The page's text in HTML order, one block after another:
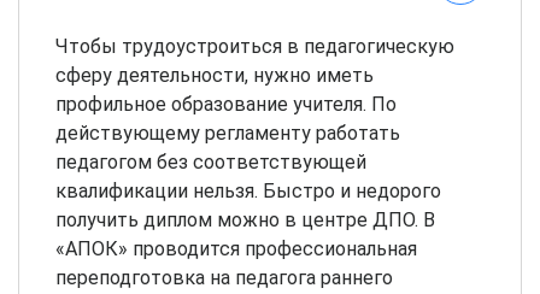
Чтобы трудоустроиться в педагогическую
сферу деятельности, нужно иметь
профильное образование учителя. По
действующему регламенту работать
педагогом без соответствующей
квалификации нельзя. Быстро и недорого
получить диплом можно в центре ДПО. В
«АПОК» проводится профессиональная
переподготовка на педагога раннего